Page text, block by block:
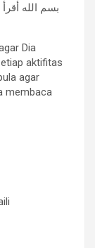
Dia
aktifitas
agar
membaca